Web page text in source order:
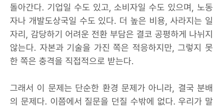
돌아간다. 기업일 수도 있고, 소비자일 수도 있으며, 노동
자나 개발도상국일 수도 있다. 더 높은 비용, 사라지는 일
자리, 감당하기 어려운 전환 부담은 결코 공평하게 나뉘지
않는다. 자본과 기술을 가진 쪽은 적응하지만, 그렇지 못
한 쪽은 충격을 직접적으로 받는다.
그래서 이 문제는 단순한 환경 문제가 아니라, 결국 분배
의 문제다. 이쯤에서 질문을 던질 수밖에 없다. 우리가 말